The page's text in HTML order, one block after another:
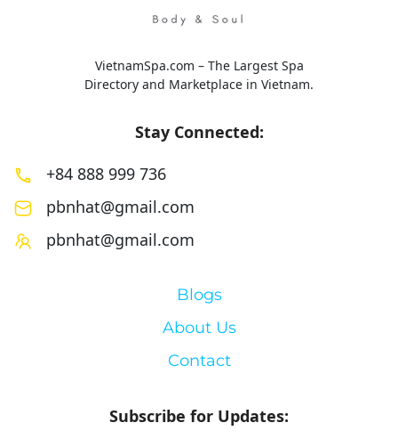
VietnamSpa.com – The Largest Spa
Directory and Marketplace in Vietnam.
Stay Connected:
+84 888 999 736
pbnhat@gmail.com
pbnhat@gmail.com
Blogs
About Us
Contact
Subscribe for Updates: